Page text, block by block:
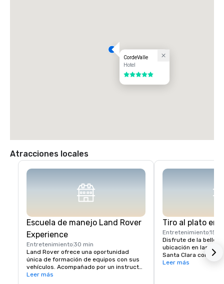
CordeValle
Hotel
5 de 5
Atracciones locales
Escuela de manejo Land Rover
Experience
Entretenimiento 30 min
Land Rover ofrece una oportunidad
única de formación de equipos con sus
vehículos. Acompañado por un instructor
profesional, tu grupo aprenderá a
Leer más
Tiro al plato en
Entretenimiento15
Disfrute de la
ubicación en las
Santa Clara con The
The Experience
Leer más